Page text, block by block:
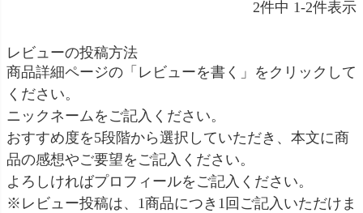
2件中 1-2件表示
レビューの投稿方法
商品詳細ページの「レビューを書く」をクリックして
ください。
ニックネームをご記入ください。
おすすめ度を5段階から選択していただき、本文に商
品の感想やご要望をご記入ください。
よろしければプロフィールをご記入ください。
※レビュー投稿は、1商品につき1回ご記入いただけま